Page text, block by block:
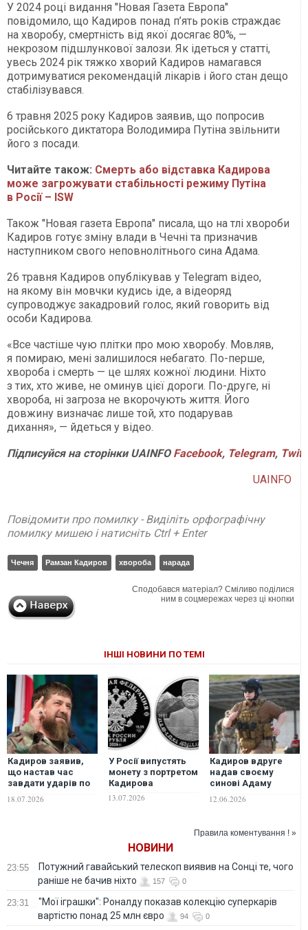
У 2024 році видання "Новая Газета Европа"
повідомило, що Кадиров понад п’ять років страждає
на хворобу, смертність від якої досягає 80%, —
некрозом підшлункової залози. Як ідеться у статті,
увесь 2024 рік тяжко хворий Кадиров намагався
дотримуватися рекомендацій лікарів і його стан дещо
стабілізувався.
6 травня 2025 року Кадиров заявив, що попросив
російського диктатора Володимира Путіна звільнити
його з посади.
Читайте також: Смерть або відставка Кадирова
може загрожувати стабільності режиму Путіна
в Росії – ISW
Також "Новая газета Европа" писала, що на тлі хвороби
Кадиров готує зміну влади в Чечні та призначив
наступником свого неповнолітнього сина Адама.
26 травня Кадиров опублікував у Telegram відео,
на якому він мовчки кудись іде, а відеоряд
супроводжує закадровий голос, який говорить від
особи Кадирова.
«Все частіше чую плітки про мою хворобу. Мовляв,
я помираю, мені залишилося небагато. По-перше,
хвороба і смерть — це шлях кожної людини. Ніхто
з тих, хто живе, не оминув цієї дороги. По-друге, ні
хвороба, ні загроза не вкорочують життя. Його
довжину визначає лише той, хто подарував
дихання», — йдеться у відео.
ПідписуйсянасторінкиUAINFO Facebook, Telegram,
UAINFO
Повідомити про помилку - Виділіть орфографічну
помилку мишею і натисніть Ctrl + Enter
Чечня Рамзан Кадиров хвороба нарада
Сподобався матеріал? Сміливо поділися
ним в соцмережах через ці кнопки
ІНШІ НОВИНИ ПО ТЕМІ
Кадиров заявив,
що настав час
завдати ударів по
постачають зброю
18.07.2026
У Росії випустять
монету з портретом
Кадирова
13.07.2026
Кадиров вдруге
надав своєму
синові Адаму
12.06.2026
Правила коментування ! »
НОВИНИ
23:55
Потужний гавайський телескоп виявив на Сонці те, чого
раніше не бачив ніхто
157 0
23:31
"Мої іграшки": Роналду показав колекцію суперкарів
вартістю понад 25 млн євро
94 0